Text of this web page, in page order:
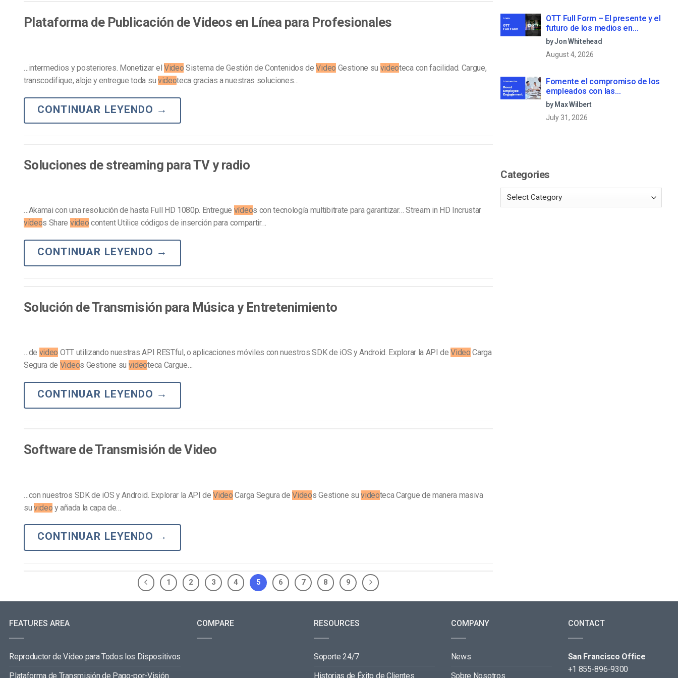
Plataforma de Publicación de Videos en Línea para Profesionales
…intermedios y posteriores. Monetizar el Video Sistema de Gestión de Contenidos deVideo Gestione su videoteca con facilidad. Cargue,
transcodifique, aloje y entregue toda su videoteca gracias a nuestras soluciones…
CONTINUAR LEYENDO →
Soluciones de streaming para TV y radio
…Akamai con una resolución de hasta Full HD 1080p. Entregue vídeos con tecnología multibitrate para garantizar… Stream in HD Incrustar
vídeos Share video content Utilice códigos de inserción para compartir…
CONTINUAR LEYENDO →
Solución de Transmisión para Música y Entretenimiento
…de video OTT utilizando nuestras API RESTful, o aplicaciones móviles con nuestros SDK de iOS y Android. Explorar la API deVideo Carga
Segura de Videos Gestione su videoteca Cargue…
CONTINUAR LEYENDO →
Software de Transmisión de Video
…con nuestros SDK de iOS y Android. Explorar la API deVideo Carga Segura deVideos Gestione suvideoteca Cargue de manera masiva
suvideo y añada la capa de…
CONTINUAR LEYENDO →
1 2 3 4 5 6 7 8 9
OTT Full Form – El presente y el
futuro de los medios en
streaming
by Jon Whitehead
August 4, 2026
Fomente el compromiso de los
empleados con las
comunicaciones corporativas
en directo
by Max Wilbert
July 31, 2026
Categories
FEATURES AREA
Reproductor de Video para Todos los Dispositivos
Plataforma de Transmisión de Pago-por-Visión
COMPARE RESOURCES
Soporte 24/7
Historias de Éxito de Clientes
COMPANY
News
Sobre Nosotros
CONTACT
San Francisco Office
+1 855-896-9300